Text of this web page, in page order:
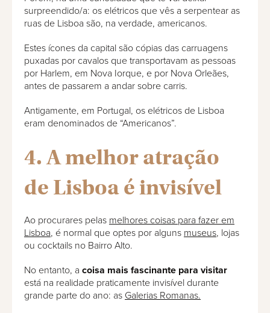
surpreendido/a: os elétricos que vês a serpentear as
ruas de Lisboa são, na verdade, americanos.
Estes ícones da capital são cópias das carruagens
puxadas por cavalos que transportavam as pessoas
por Harlem, em Nova Iorque, e por Nova Orleães,
antes de passarem a andar sobre carris.
Antigamente, em Portugal, os elétricos de Lisboa
eram denominados de “Americanos”.
4. A melhor atração
de Lisboa é invisível
Ao procurares pelas melhores coisas para fazer em
Lisboa, é normal que optes por alguns museus, lojas
ou cocktails no Bairro Alto.
No entanto, a coisa mais fascinante para visitar
está na realidade praticamente invisível durante
grande parte do ano: as Galerias Romanas.